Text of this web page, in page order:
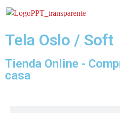
Tela Oslo / Soft
Tienda Online -
casa